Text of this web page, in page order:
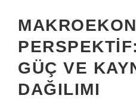
GÜÇ VE
DAĞILIMI